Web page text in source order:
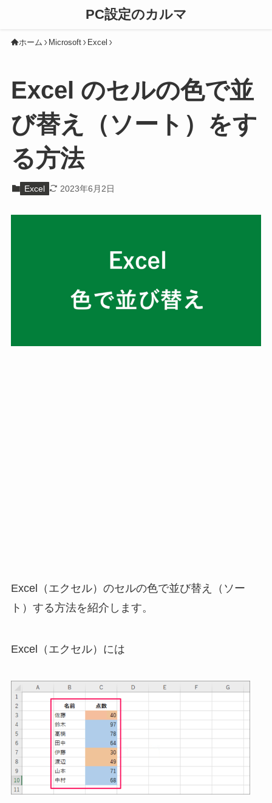
PC設定のカルマ
ホーム Microsoft Excel
Excel のセルの色で並
び替え（ソート）をす
る方法
Excel 2023年6月2日
Excel（エクセル）のセルの色で並び替え（ソー
ト）する方法を紹介します。
Excel（エクセル）には